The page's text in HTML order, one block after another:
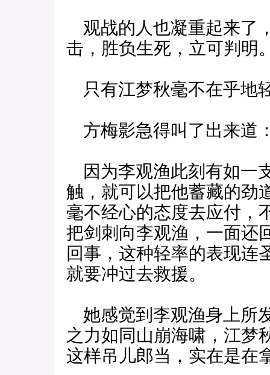
观战的人也凝重起来了
击，胜负生死，立可判明
只有江梦秋毫不在乎地
方梅影急得叫了出来道
因为李观渔此刻有如一
触，就可以把他蓄藏的劲
毫不经心的态度去应付，
把剑刺向李观渔，一面还
回事，这种轻率的表现连
就要冲过去救援。
她感觉到李观渔身上所
之力如同山崩海啸，江梦
这样吊儿郎当，实在是在